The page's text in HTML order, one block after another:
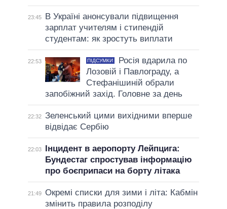
23:45
В Україні анонсували підвищення
зарплат учителям і стипендій
студентам: як зростуть виплати
22:53 ПІДСУМКИ
Росія вдарила по
Лозовій і Павлограду, а
Стефанішиній обрали
запобіжний захід. Головне за день
22:32 Зеленський цими вихідними вперше
відвідає Сербію
22:03
Інцидент в аеропорту Лейпцига:
Бундестаг спростував інформацію
про боєприпаси на борту літака
21:49 Окремі списки для зими і літа: Кабмін
змінить правила розподілу